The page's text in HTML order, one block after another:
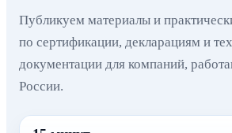
Публикуем материалы и
по сертификации, декларациям и
документации для компаний,
России.